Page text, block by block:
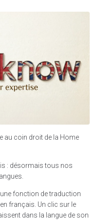
au coin droit de la Home
: désormais tous nos
fonction de traduction
français. Un clic sur le
dans la langue de son